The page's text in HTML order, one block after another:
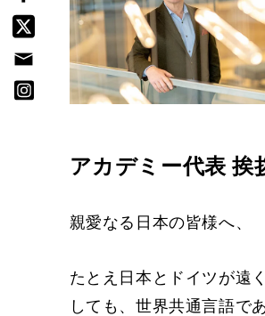
アカデミー代表 挨
親愛なる日本の皆様へ、
たとえ日本とドイツが遠
しても、世界共通言語で